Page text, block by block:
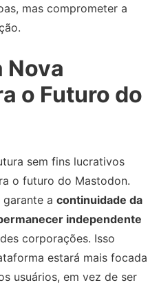
mas comprometer a
Nova
o Futuro do
sem fins lucrativos
o futuro do Mastodon.
garante a continuidade da
independente
corporações. Isso
estará mais focada
usuários, em vez de ser